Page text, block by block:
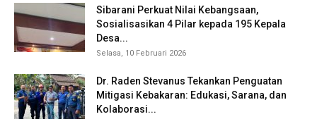
Sibarani Perkuat Nilai Kebangsaan,
Sosialisasikan 4 Pilar kepada 195 Kepala
Desa...
Selasa, 10 Februari 2026
Dr. Raden Stevanus Tekankan Penguatan
Mitigasi Kebakaran: Edukasi, Sarana, dan
Kolaborasi...